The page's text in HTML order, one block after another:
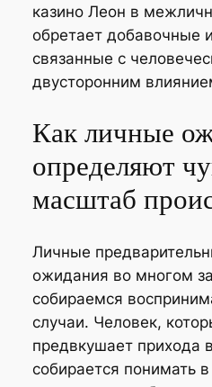
казино Леон в
обретает добавочные
связанные с
двусторонним
Как личные
определяют
масштаб
Личные
ожидания во многом
собираемся
случаи. Человек,
предвкушает прихода
собирается понимать